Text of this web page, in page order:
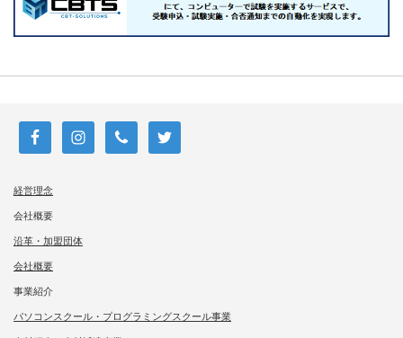
経営理念
会社概要
沿革・加盟団体
会社概要
事業紹介
パソコンスクール・プログラミングスクール事業